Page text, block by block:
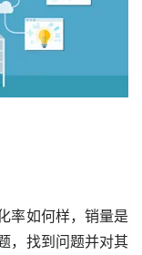
率如何样，销量是
，找到问题并对其